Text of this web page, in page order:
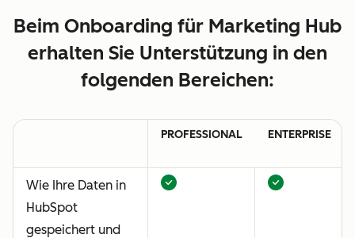
Beim Onboarding für Marketing Hub
erhalten Sie Unterstützung in den
folgenden Bereichen:
PROFESSIONAL ENTERPRISE
Wie Ihre Daten in
HubSpot
gespeichert und